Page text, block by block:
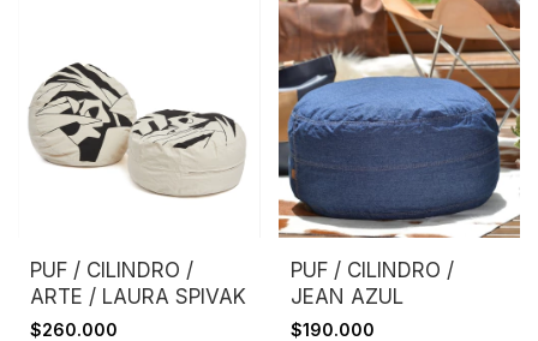
PUF / CILINDRO /
ARTE / LAURA SPIVAK
$260.000
PUF / CILINDRO /
JEAN AZUL
$190.000